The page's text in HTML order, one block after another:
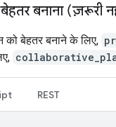
बनाना (ज़रूरी
को बेहतर बनाने के लिए,
REST